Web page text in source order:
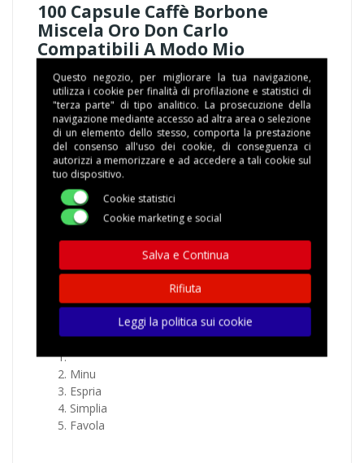
100 Capsule Caffè Borbone
Miscela Oro Don Carlo
Compatibili A Modo Mio
La miscela oro di Borbone Don Carlo compatibile
Lavazza a modo mio presenta caratteristiche
uniche. Un caffè dal gusto classico e pieno, una
miscela corposa e cremosa tostata in maniera
perfetta per offrirti un caffè morbido per i palati più
esigenti. Il vero caffè Napoletano
Borbone miscela oro nasce da una miscela Arabica e
Robusta realizzata tramite una sapiente tostatura.
Caratteristiche miscela
Classico, pieno, cremoso
Macchine da caffè compatibili
Caffè Borbone assicura la compatibilità con le seguenti
macchine:
Minu
Espria
Simplia
Favola
Questo negozio, per migliorare la tua navigazione,
utilizza i cookie per finalità di profilazione e statistici di
"terza parte" di tipo analitico. La prosecuzione della
navigazione mediante accesso ad altra area o selezione
di un elemento dello stesso, comporta la prestazione
del consenso all'uso dei cookie, di conseguenza ci
autorizzi a memorizzare e ad accedere a tali cookie sul
tuo dispositivo.
Cookie statistici
Cookie marketing e social
Salva e Continua
Rifiuta
Leggi la politica sui cookie